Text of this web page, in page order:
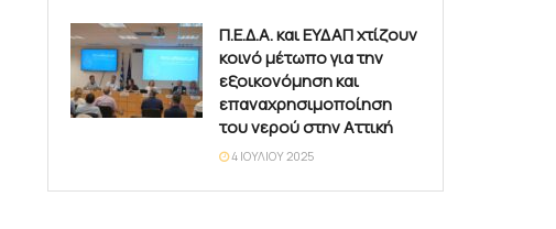
Π.Ε.Δ.Α. και ΕΥΔΑΠ χτίζουν
κοινό μέτωπο για την
εξοικονόμηση και
επαναχρησιμοποίηση
του νερού στην Αττική
4 ΙΟΥΛΊΟΥ 2025